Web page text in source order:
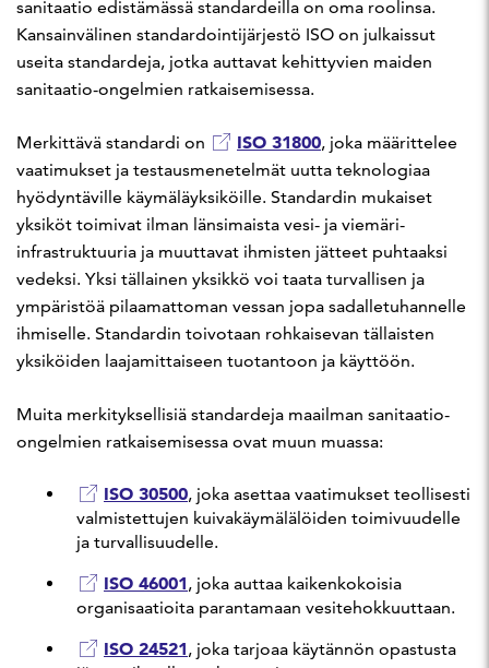
sanitaatio edistämässä standardeilla on oma roolinsa.
Kansainvälinen standardointijärjestö ISO on julkaissut
useita standardeja, jotka auttavat kehittyvien maiden
sanitaatio-ongelmien ratkaisemisessa.
Merkittävä standardi on ISO 31800, joka määrittelee
vaatimukset ja testausmenetelmät uutta teknologiaa
hyödyntäville käymäläyksiköille. Standardin mukaiset
yksiköt toimivat ilman länsimaista vesi- ja viemäri-
infrastruktuuria ja muuttavat ihmisten jätteet puhtaaksi
vedeksi. Yksi tällainen yksikkö voi taata turvallisen ja
ympäristöä pilaamattoman vessan jopa sadalletuhannelle
ihmiselle. Standardin toivotaan rohkaisevan tällaisten
yksiköiden laajamittaiseen tuotantoon ja käyttöön.
Muita merkityksellisiä standardeja maailman sanitaatio-
ongelmien ratkaisemisessa ovat muun muassa:
ISO 30500, joka asettaa vaatimukset teollisesti
valmistettujen kuivakäymälälöiden toimivuudelle
ja turvallisuudelle.
ISO 46001, joka auttaa kaikenkokoisia
organisaatioita parantamaan vesitehokkuuttaan.
ISO 24521, joka tarjoaa käytännön opastusta